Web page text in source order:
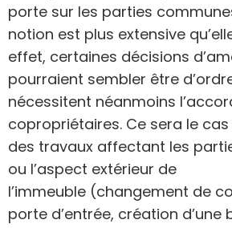
porte sur les parties
notion est plus extensive
effet, certaines décisions
pourraient sembler être
nécessitent néanmoins
copropriétaires. Ce sera le
des travaux affectant les
ou l’aspect extérieur de
l’immeuble (changement de
porte d’entrée, création d’une